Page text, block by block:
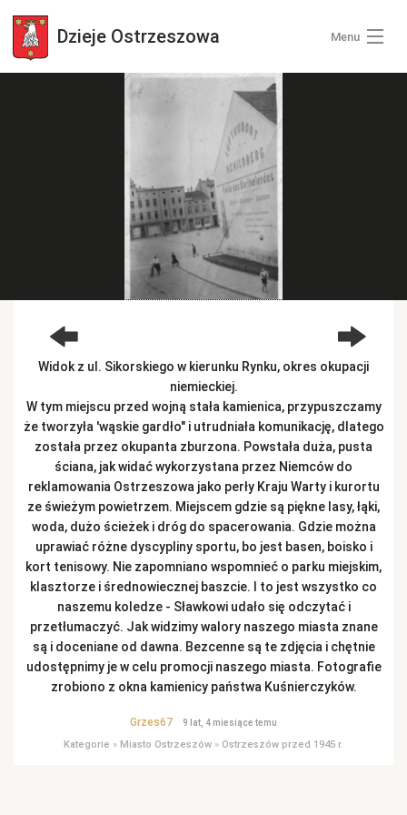
Dzieje Ostrzeszowa Menu
Widok z ul. Sikorskiego w kierunku Rynku, okres okupacji
niemieckiej.
W tym miejscu przed wojną stała kamienica, przypuszczamy
że tworzyła 'wąskie gardło" i utrudniała komunikację, dlatego
została przez okupanta zburzona. Powstała duża, pusta
ściana, jak widać wykorzystana przez Niemców do
reklamowania Ostrzeszowa jako perły Kraju Warty i kurortu
ze świeżym powietrzem. Miejscem gdzie są piękne lasy, łąki,
woda, dużo ścieżek i dróg do spacerowania. Gdzie można
uprawiać różne dyscypliny sportu, bo jest basen, boisko i
kort tenisowy. Nie zapomniano wspomnieć o parku miejskim,
klasztorze i średnowiecznej baszcie. I to jest wszystko co
naszemu koledze - Sławkowi udało się odczytać i
przetłumaczyć. Jak widzimy walory naszego miasta znane
są i doceniane od dawna. Bezcenne są te zdjęcia i chętnie
udostępnimy je w celu promocji naszego miasta. Fotografie
zrobiono z okna kamienicy państwa Kuśnierczyków.
Grzes67 9 lat, 4 miesiące temu
Kategorie » Miasto Ostrzeszów » Ostrzeszów przed 1945 r.